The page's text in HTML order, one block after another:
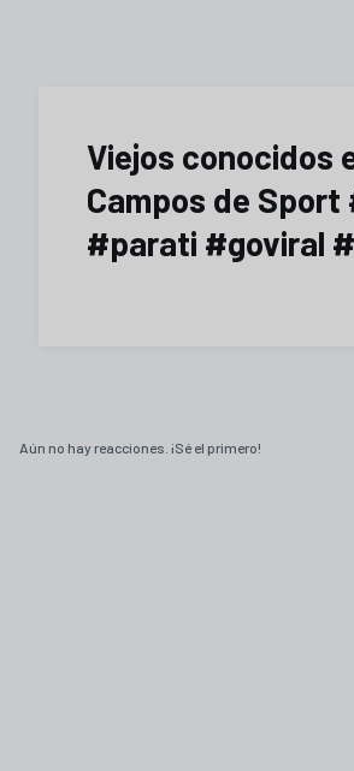
Viejos conocidos
Campos de
#parati #goviral
Aún no hay reacciones. ¡Sé el primero!